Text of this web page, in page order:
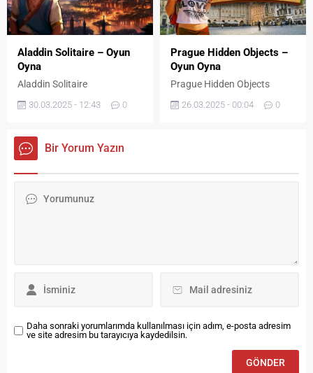
Aladdin Solitaire – Oyun
Oyna
Aladdin Solitaire
30.03.2025 - 12:43 0
Prague Hidden Objects –
Oyun Oyna
Prague Hidden Objects
26.03.2025 - 00:04 0
Bir Yorum Yazın
Daha sonraki yorumlarımda kullanılması için adım, e-posta adresim
ve site adresim bu tarayıcıya kaydedilsin.